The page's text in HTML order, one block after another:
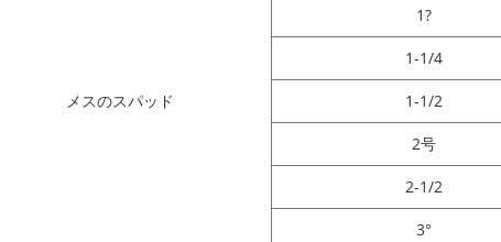
メスのスパッド
1?
1-1/4
1-1/2
2号
2-1/2
3°